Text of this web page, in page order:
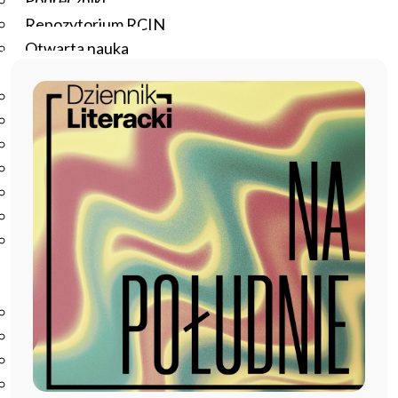
Repozytorium RCIN
Otwarta nauka
Studia podyplomowe
Szkolenia
Szkoła Doktorska Anthropos
Erasmus
Olimpiada Literatury i Języka Polskiego
Olimpiada Literatury i Języka Polskiego dla Szkół
Podstawowych
Biblioteka
O bibliotece
Godziny otwarcia
Katalog
Nowości